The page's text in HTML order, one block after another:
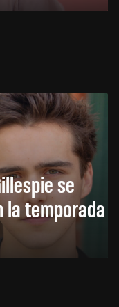
se
la temporada